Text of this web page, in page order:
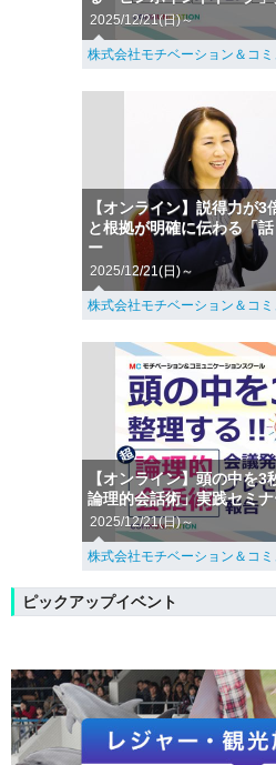
2025/12/21(日)～
株式会社モチベーション＆コ
【オンライン】説得力が
と根拠が明確に伝わる「
ー
2025/12/21(日)～
株式会社モチベーション＆コ
【オンライン】頭の中を3
論理的会話術」実践セミ
2025/12/21(日)～
株式会社モチベーション＆コ
ピックアップイベント